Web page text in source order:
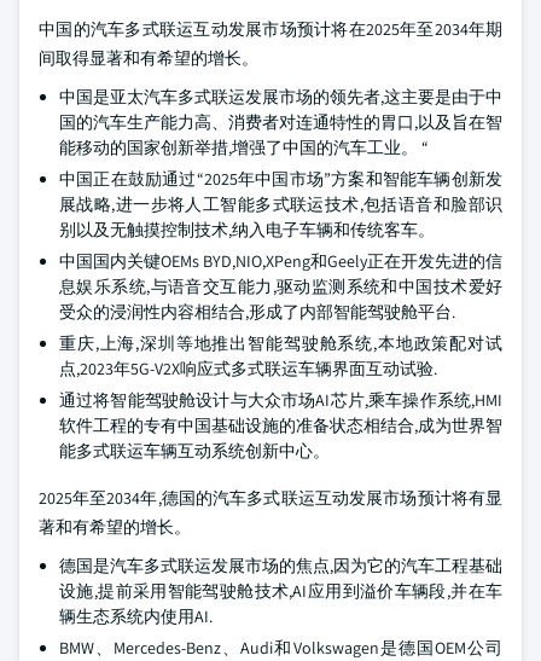
中国的汽车多式联运互动发展市场预计将在2025年至2034年期
间取得显著和有希望的增长。
中国是亚太汽车多式联运发展市场的领先者,这主要是由于中
国的汽车生产能力高、消费者对连通特性的胃口,以及旨在智
能移动的国家创新举措,增强了中国的汽车工业。 “
中国正在鼓励通过“2025年中国市场”方案和智能车辆创新发
展战略,进一步将人工智能多式联运技术,包括语音和脸部识
别以及无触摸控制技术,纳入电子车辆和传统客车。
中国国内关键OEMs BYD,NIO,XPeng和Geely正在开发先进的信
息娱乐系统,与语音交互能力,驱动监测系统和中国技术爱好
受众的浸润性内容相结合,形成了内部智能驾驶舱平台.
重庆,上海,深圳等地推出智能驾驶舱系统,本地政策配对试
点,2023年5G-V2X响应式多式联运车辆界面互动试验.
通过将智能驾驶舱设计与大众市场AI芯片,乘车操作系统,HMI
软件工程的专有中国基础设施的准备状态相结合,成为世界智
能多式联运车辆互动系统创新中心。
2025年至2034年,德国的汽车多式联运互动发展市场预计将有显
著和有希望的增长。
德国是汽车多式联运发展市场的焦点,因为它的汽车工程基础
设施,提前采用智能驾驶舱技术,AI应用到溢价车辆段,并在车
辆生态系统内使用AI.
BMW、Mercedes-Benz、Audi和Volkswagen是德国OEM公司